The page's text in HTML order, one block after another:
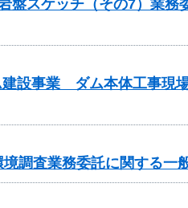
スケッチ（その7）業務
建設事業 ダム本体工事現
調査業務委託に関する一